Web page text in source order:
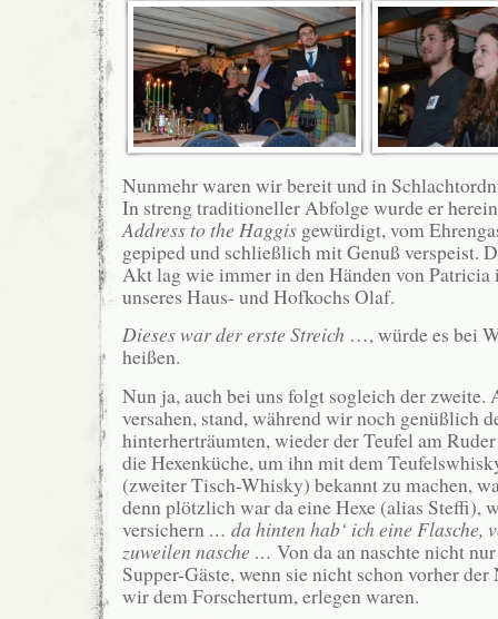
Nunmehr waren wir bereit und in
In streng traditioneller Abfolge wurde er
Address to the Haggis gewürdigt, vom
gepiped und schließlich mit Genuß verspeist.
Akt lag wie immer in den Händen von
unseres Haus- und Hofkochs Olaf.
Dieses war der erste Streich …, würde es bei
heißen.
Nun ja, auch bei uns folgt sogleich der zweite.
versahen, stand, während wir noch genüßlich
hinterherträumten, wieder der Teufel am
die Hexenküche, um ihn mit dem
(zweiter Tisch-Whisky) bekannt zu machen,
denn plötzlich war da eine Hexe (alias Steffi),
versichern … da hinten hab‘ ich eine Flasche,
zuweilen nasche … Von da an naschte nicht
Supper-Gäste, wenn sie nicht schon vorher der
wir dem Forschertum, erlegen waren.